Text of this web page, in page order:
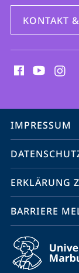
KONTAKT
Media
Service-
Navigation
IMPRESSUM
ERKLÄRUNG
BARRIERE